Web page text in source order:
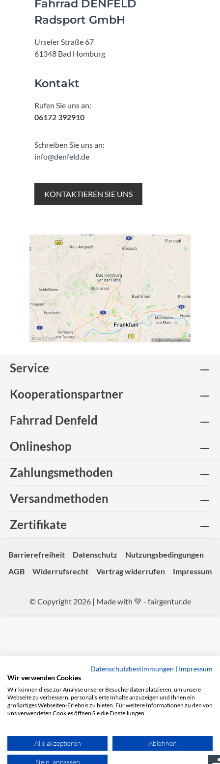
Fahrrad DENFELD
Radsport GmbH
Urseler Straße 67
61348 Bad Homburg
Kontakt
Rufen Sie uns an:
06172 392910
Schreiben Sie uns an:
info@denfeld.de
KONTAKTIEREN SIE UNS
Service
Kooperationspartner
Fahrrad Denfeld
Onlineshop
Zahlungsmethoden
Versandmethoden
Zertifikate
Barrierefreiheit Datenschutz
Nutzungsbedingungen
AGB
Widerrufsrecht Vertrag widerrufen Impressum
© Copyright 2026 | Made with 💚 - fairgentur.de
Datenschutzbestimmungen | Impressum
Wir verwenden Cookies
Wir können diese zur Analyse unserer Besucherdaten platzieren, um unsere
Webseite zu verbessern, personalisierte Inhalte anzuzeigen und Ihnen ein
großartiges Webseiten-Erlebnis zu bieten. Für weitere Informationen zu den von
uns verwendeten Cookies öffnen Sie die Einstellungen.
Alle akzeptieren Ablehnen
Nein, anpassen